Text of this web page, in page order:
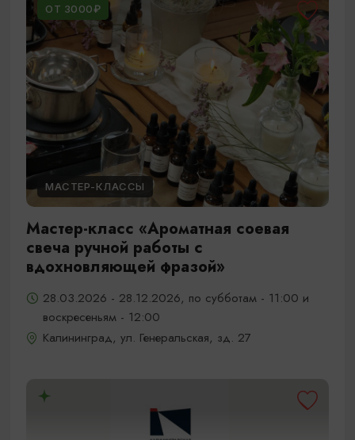
ОТ 3000₽
МАСТЕР-КЛАССЫ
Мастер-класс «Ароматная соевая
свеча ручной работы с
вдохновляющей фразой»
28.03.2026 - 28.12.2026, по субботам - 11:00 и
воскресеньям - 12:00
Калининград, ул. Генеральская, зд. 27